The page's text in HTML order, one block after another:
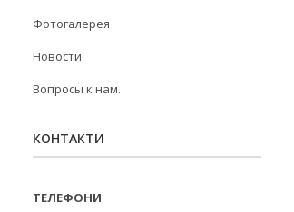
Фотогалерея
Новости
Вопросы к нам.
КОНТАКТИ